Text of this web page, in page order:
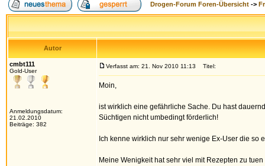
Drogen-Forum Foren-Übersicht ->
Autor
cmbt111
Gold-User
Anmeldungsdatum:
21.02.2010
Beiträge: 382
Verfasst am: 21. Nov 2010 11:13 Titel:
Moin,
ist wirklich eine gefährliche Sache. Du hast
Süchtigen nicht umbedingt förderlich!
Ich kenne wirklich nur sehr wenige Ex-User die so
Meine Wenigkeit hat sehr viel mit Rezepten zu